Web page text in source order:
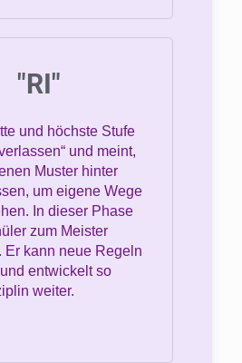
"RI"
und höchste Stufe
und meint,
Muster hinter
um eigene Wege
In dieser Phase
zum Meister
Er kann neue Regeln
entwickelt so
weiter.